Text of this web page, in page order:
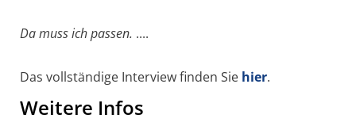
Da muss ich passen. ....
Das vollständige Interview finden Sie hier.
Weitere Infos